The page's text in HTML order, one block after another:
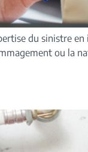
du sinistre
ou la